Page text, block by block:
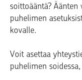
soittoääntä?
puhelimen
kovalle.
Voit asettaa
puhelimen